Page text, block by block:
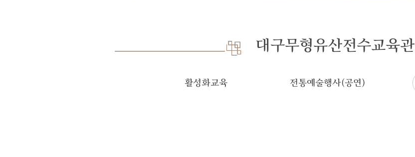
대구무형유산전수교육관
활성화교육 전통예술행사(공연)